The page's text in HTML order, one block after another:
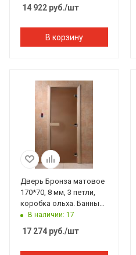
14 922 руб./шт
В корзину
Дверь Бронза матовое
170*70, 8 мм, 3 петли,
коробка ольха. Банный
Эксперт
В наличии: 17
17 274 руб./шт